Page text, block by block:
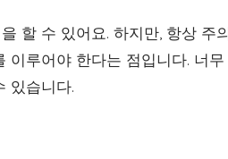
할 수 있어요. 하지만, 항상 주
루어야 한다는 점입니다. 너
있습니다.